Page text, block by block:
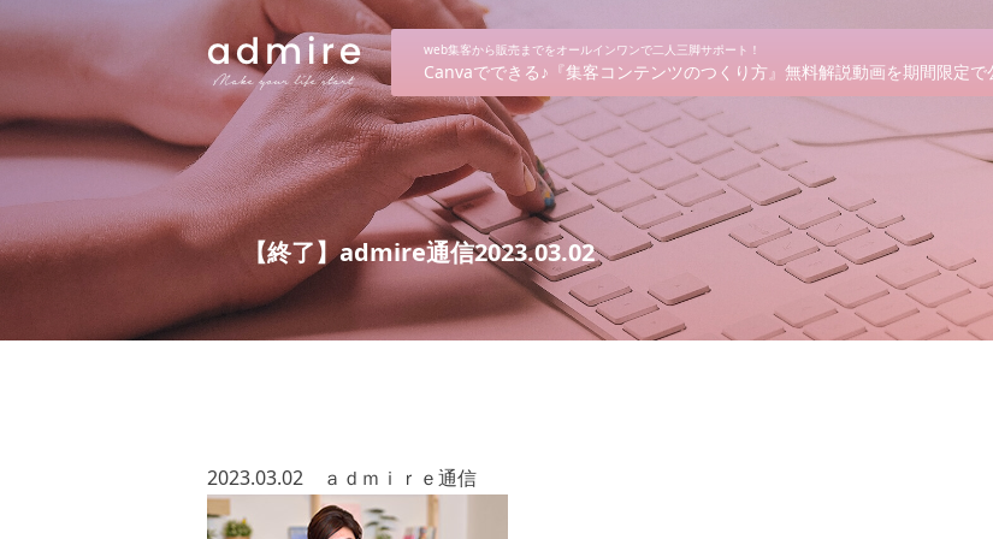
web集客から販売までをオールインワンで二人三脚サポート！
Canvaでできる♪『集客コンテンツのつくり方』無料解説動画を期間限定で
【終了】admire通信2023.03.02
2023.03.02 ａｄｍｉｒｅ通信